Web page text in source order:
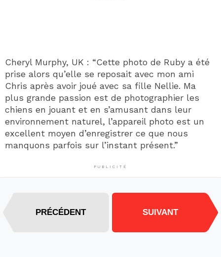
Cheryl Murphy, UK : “Cette photo de Ruby a été
prise alors qu’elle se reposait avec mon ami
Chris après avoir joué avec sa fille Nellie. Ma
plus grande passion est de photographier les
chiens en jouant et en s’amusant dans leur
environnement naturel, l’appareil photo est un
excellent moyen d’enregistrer ce que nous
manquons parfois sur l’instant présent.”
PUBLICITÉ
PRÉCÉDENT SUIVANT